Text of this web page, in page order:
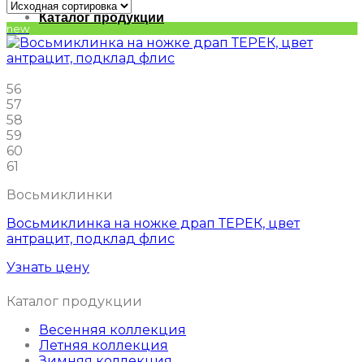
Каталог продукции
new
56
57
58
59
60
61
Восьмиклинки
Восьмиклинка на ножке драп ТЕРЕК, цвет
антрацит, подклад флис
Узнать цену
Каталог продукции
Весенняя коллекция
Летняя коллекция